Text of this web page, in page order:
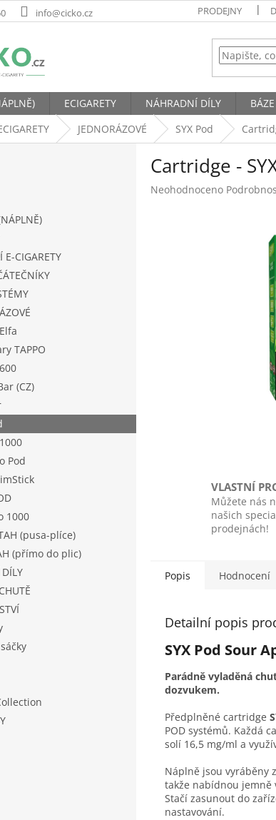
info@cicko.cz PRODEJNY
ECIGARETY NÁHRADNÍ DÍLY
JEDNORÁZOVÉ SYX Pod
E-CIGARETY
TAPPO
(CZ)
Pod
1000
(pusa-plíce)
(přímo do plic)
Cartridge -
Průměrné
Neohodnoceno
VLASTNÍ
Můžete nás
našich
prodejnách!
Popis Hodnocení
Detailní popis
SYX Pod Sour
Parádně vyladěná
dozvukem.
Předplněné cartridge
POD systémů. Každá
solí 16,5 mg/ml a
Náplně jsou vyráběny
takže nabídnou jemně
Stačí zasunout do
nastavování.